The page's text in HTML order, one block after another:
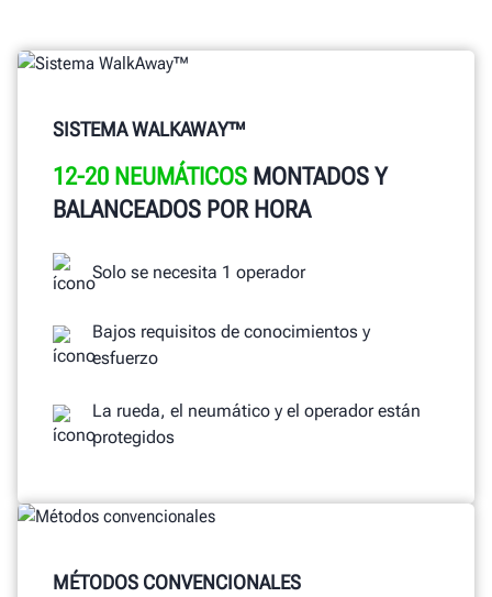
SISTEMA WALKAWAY™
12-20 NEUMÁTICOS MONTADOS Y
BALANCEADOS POR HORA
Solo se necesita 1 operador
Bajos requisitos de conocimientos y
esfuerzo
La rueda, el neumático y el operador están
protegidos
MÉTODOS CONVENCIONALES